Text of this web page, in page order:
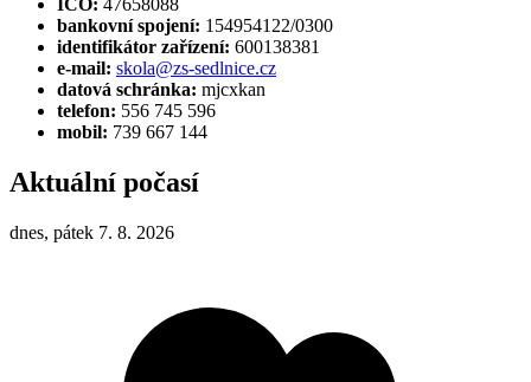
IČO: 47658088
bankovní spojení: 154954122/0300
identifikátor zařízení: 600138381
e-mail: skola@zs-sedlnice.cz
datová schránka: mjcxkan
telefon: 556 745 596
mobil: 739 667 144
Aktuální počasí
dnes, pátek 7. 8. 2026